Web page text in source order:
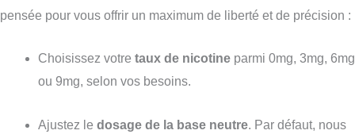
pensée pour vous offrir un maximum de liberté et de précision :
Choisissez votre taux de nicotine parmi 0mg, 3mg, 6mg
ou 9mg, selon vos besoins.
Ajustez le dosage de la base neutre. Par défaut, nous